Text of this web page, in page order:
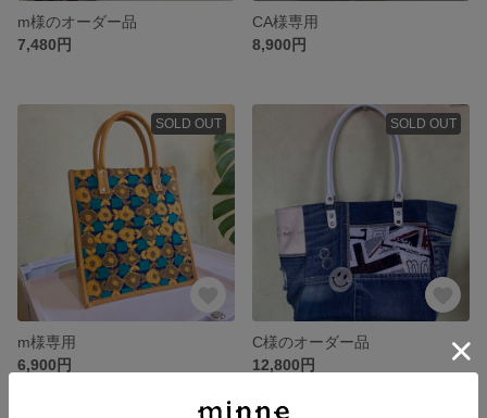
m様のオーダー品
7,480円
CA様専用
8,900円
SOLD OUT
m様専用
6,900円
SOLD OUT
C様のオーダー品
12,800円